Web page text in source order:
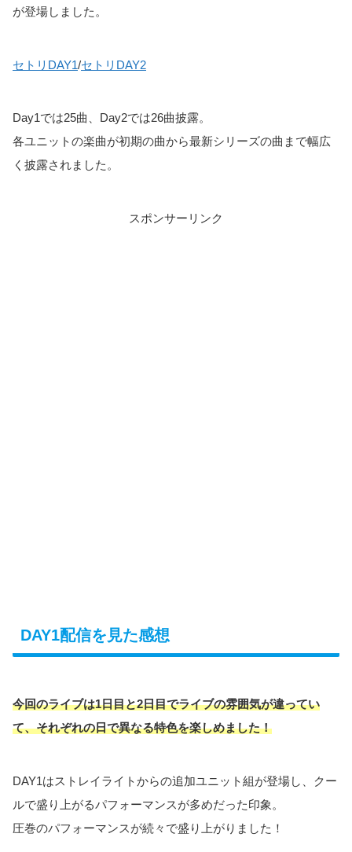
が登場しました。
セトリDAY1/セトリDAY2
Day1では25曲、Day2では26曲披露。
各ユニットの楽曲が初期の曲から最新シリーズの曲まで幅広
く披露されました。
スポンサーリンク
DAY1配信を見た感想
今回のライブは1日目と2日目でライブの雰囲気が違ってい
て、それぞれの日で異なる特色を楽しめました！
DAY1はストレイライトからの追加ユニット組が登場し、クー
ルで盛り上がるパフォーマンスが多めだった印象。
圧巻のパフォーマンスが続々で盛り上がりました！